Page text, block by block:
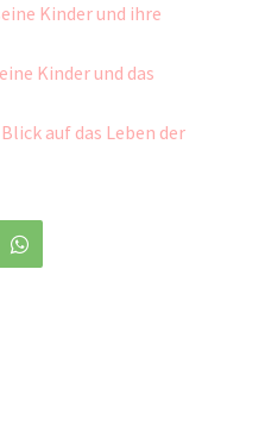
Kinder und ihre
Kinder und das
auf das Leben der